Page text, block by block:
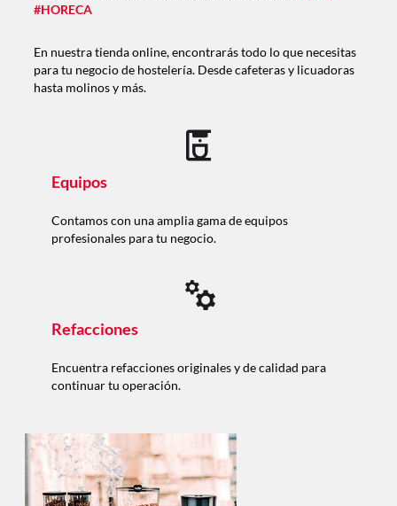
#HORECA
En nuestra tienda online, encontrarás todo lo que necesitas
para tu negocio de hostelería. Desde cafeteras y licuadoras
hasta molinos y más.
Equipos
Contamos con una amplia gama de equipos
profesionales para tu negocio.
Refacciones
Encuentra refacciones originales y de calidad para
continuar tu operación.